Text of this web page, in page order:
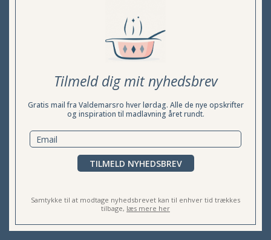
Tilmeld dig mit nyhedsbrev
Gratis mail fra Valdemarsro hver lørdag. Alle de nye opskrifter
og inspiration til madlavning året rundt.
TILMELD NYHEDSBREV
Samtykke til at modtage nyhedsbrevet kan til enhver tid trækkes
tilbage, læs mere her